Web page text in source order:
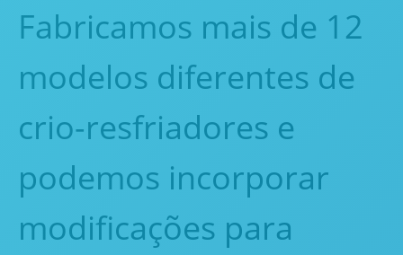
Fabricamos mais de 12
modelos diferentes de
crio-resfriadores e
podemos incorporar
modificações para